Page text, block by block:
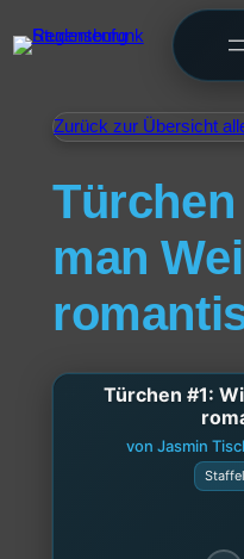
Zurück zur Übersicht
man
Türchen #1:
von Jasmin